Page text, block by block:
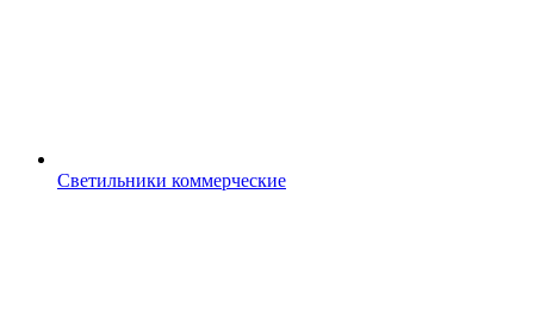
Светильники коммерческие